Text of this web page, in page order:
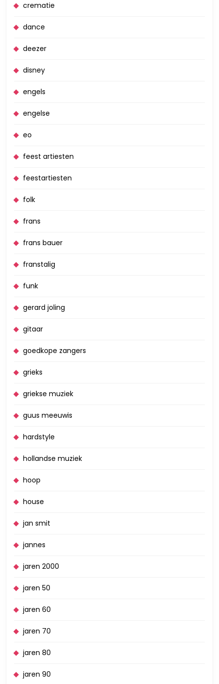
crematie
dance
deezer
disney
engels
engelse
eo
feest artiesten
feestartiesten
folk
frans
frans bauer
franstalig
funk
gerard joling
gitaar
goedkope zangers
grieks
griekse muziek
guus meeuwis
hardstyle
hollandse muziek
hoop
house
jan smit
jannes
jaren 2000
jaren 50
jaren 60
jaren 70
jaren 80
jaren 90